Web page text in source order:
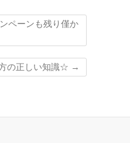
ペーンも残り僅か
の正しい知識☆ →